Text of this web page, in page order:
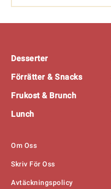
Desserter
Förrätter & Snacks
Frukost & Brunch
Lunch
Om Oss
Skriv För Oss
Avtäckningspolicy